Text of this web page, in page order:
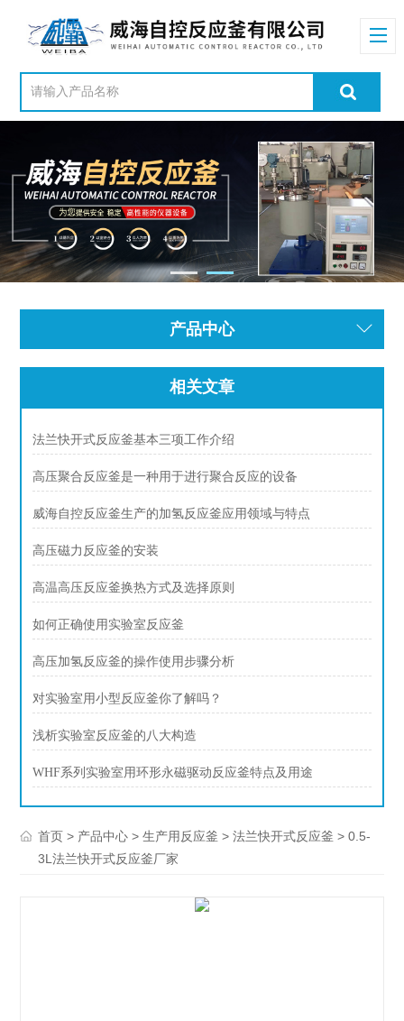
产品中心
相关文章
法兰快开式反应釜基本三项工作介绍
高压聚合反应釜是一种用于进行聚合反应的设备
威海自控反应釜生产的加氢反应釜应用领域与特点
高压磁力反应釜的安装
高温高压反应釜换热方式及选择原则
如何正确使用实验室反应釜
高压加氢反应釜的操作使用步骤分析
对实验室用小型反应釜你了解吗？
浅析实验室反应釜的八大构造
WHF系列实验室用环形永磁驱动反应釜特点及用途
首页 > 产品中心 >生产用反应釜 >法兰快开式反应釜 > 0.5-
3L法兰快开式反应釜厂家